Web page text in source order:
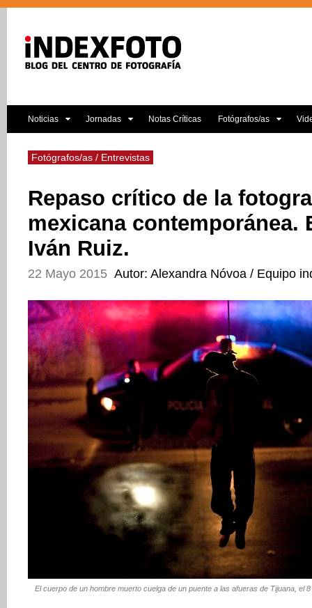
Noticias Jornadas Notas Críticas Fotógrafos/as
Fotógrafos/as / Entrevistas
Repaso crítico de la
mexicana contemporánea.
Iván Ruiz.
22 Mayo 2015 Autor: Alexandra Nóvoa / Equipo
El cuerpo de un hombre muerto cuelga de un puente a las afueras de Tijuana, el